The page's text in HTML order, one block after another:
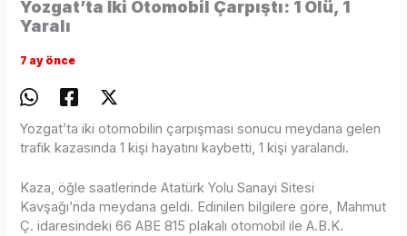
Yozgat’ta İki Otomobil Çarpıştı: 1 Ölü, 1
Yaralı
7 ay önce
Yozgat’ta iki otomobilin çarpışması sonucu meydana gelen
trafik kazasında 1 kişi hayatını kaybetti, 1 kişi yaralandı.
Kaza, öğle saatlerinde Atatürk Yolu Sanayi Sitesi
Kavşağı’nda meydana geldi. Edinilen bilgilere göre, Mahmut
Ç. idaresindeki 66 ABE 815 plakalı otomobil ile A.B.K.